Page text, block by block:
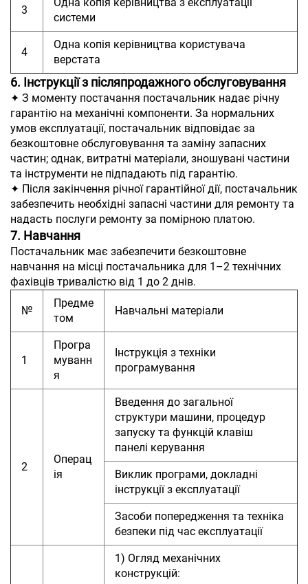
3
системи
4
Одна копія керівництва користувача
верстата
6. Інструкції з післяпродажного обслуговування
✦ З моменту постачання постачальник надає річну
гарантію на механічні компоненти. За нормальних
умов експлуатації, постачальник відповідає за
безкоштовне обслуговування та заміну запасних
частин; однак, витратні матеріали, зношувані частини
та інструменти не підпадають під гарантію.
✦ Після закінчення річної гарантійної дії, постачальник
забезпечить необхідні запасні частини для ремонту та
надасть послуги ремонту за помірною платою.
7. Навчання
Постачальник має забезпечити безкоштовне
навчання на місці постачальника для 1–2 технічних
фахівців тривалістю від 1 до 2 днів.
№
Предме
том
Навчальні матеріали
1
Програ
муванн
я
Інструкція з техніки
програмування
2
Операц
ія
Введення до загальної
структури машини, процедур
запуску та функцій клавіш
панелі керування
Виклик програми, докладні
інструкції з експлуатації
Засоби попередження та техніка
безпеки під час експлуатації
1) Огляд механічних
конструкцій: